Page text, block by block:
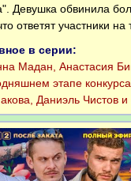
Девушка обвинила
ответят участники
в серии:
Мадан, Анастасия
этапе
Даниэль Чистов и